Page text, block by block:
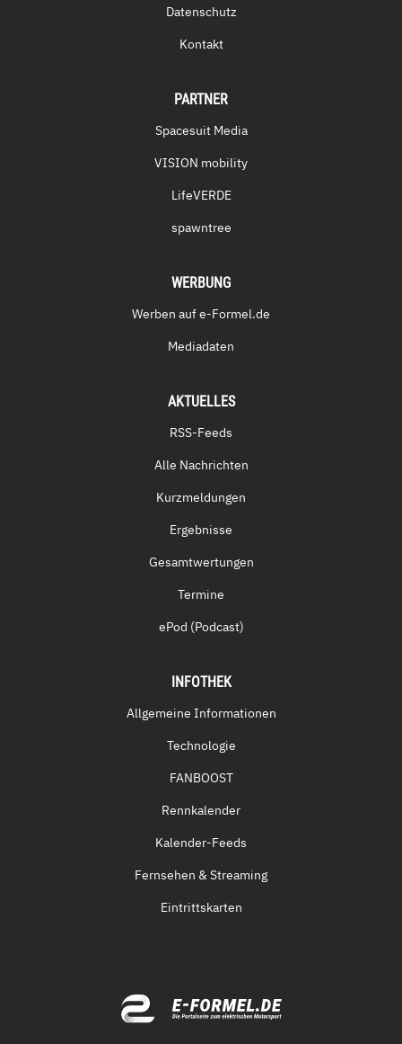
Datenschutz
Kontakt
PARTNER
Spacesuit Media
VISION mobility
LifeVERDE
spawntree
WERBUNG
Werben auf e-Formel.de
Mediadaten
AKTUELLES
RSS-Feeds
Alle Nachrichten
Kurzmeldungen
Ergebnisse
Gesamtwertungen
Termine
ePod (Podcast)
INFOTHEK
Allgemeine Informationen
Technologie
FANBOOST
Rennkalender
Kalender-Feeds
Fernsehen & Streaming
Eintrittskarten